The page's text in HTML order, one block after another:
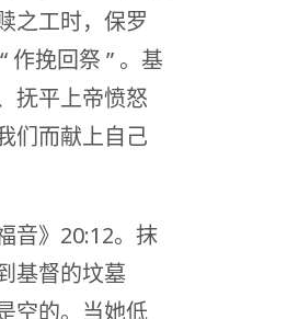
之工时，保罗
作挽回祭 ” 。基
抚平上帝愤怒
们而献上自己
音》20:12。抹
基督的坟墓
空的。当她低